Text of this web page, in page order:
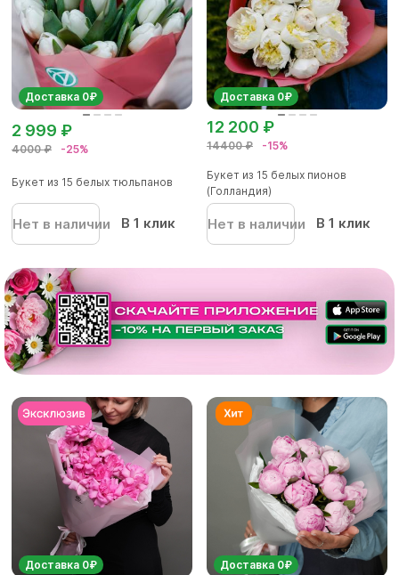
Доставка 0₽
4000 ₽ -25%
2 999 ₽
Букет из 15 белых тюльпанов
Нет в наличии В 1 клик
Доставка 0₽
14400 ₽ -15%
12 200 ₽
Букет из 15 белых пионов
(Голландия)
Нет в наличии В 1 клик
Доставка 0₽ Доставка 0₽